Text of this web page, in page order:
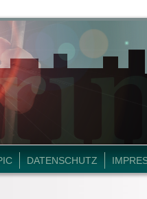
DATENSCHUTZ